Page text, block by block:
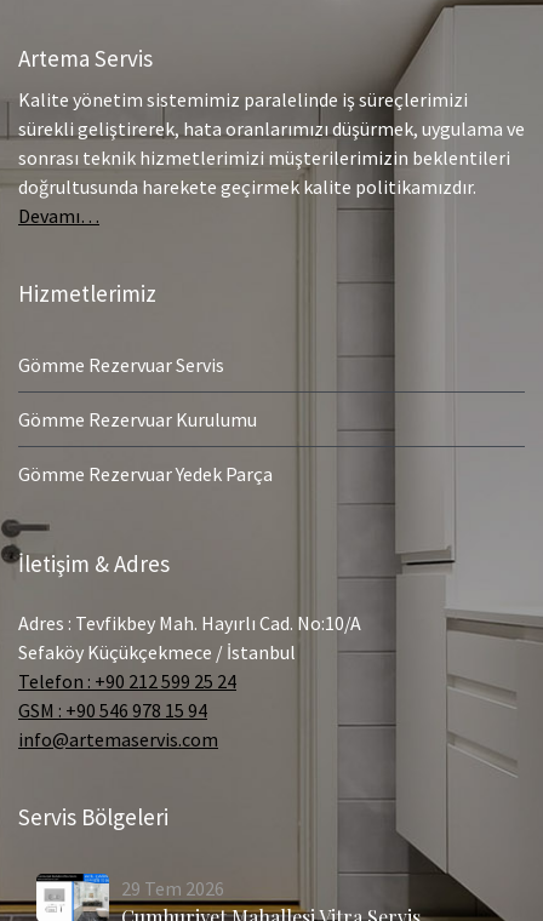
Artema Servis
Kalite yönetim sistemimiz paralelinde iş süreçlerimizi
sürekli geliştirerek, hata oranlarımızı düşürmek, uygulama ve
sonrası teknik hizmetlerimizi müşterilerimizin beklentileri
doğrultusunda harekete geçirmek kalite politikamızdır.
Devamı…
Hizmetlerimiz
Gömme Rezervuar Servis
Gömme Rezervuar Kurulumu
Gömme Rezervuar Yedek Parça
İletişim & Adres
Adres : Tevfikbey Mah. Hayırlı Cad. No:10/A
Sefaköy Küçükçekmece / İstanbul
Telefon : +90 212 599 25 24
GSM : +90 546 978 15 94
info@artemaservis.com
Servis Bölgeleri
29 Tem 2026